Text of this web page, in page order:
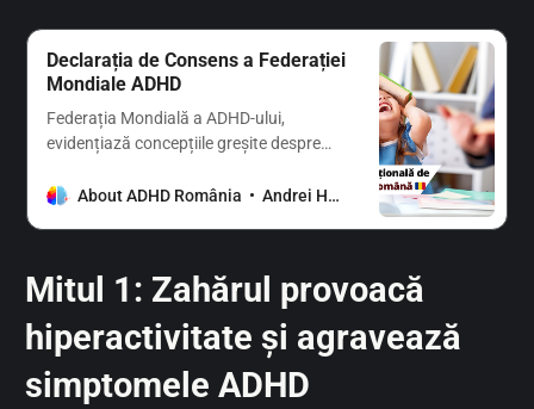
Declarația de Consens a Federației
Mondiale ADHD
Federația Mondială a ADHD-ului,
evidențiază concepțiile greșite despre
credibilitatea furnizorilor de servicii
empiric despre ADHD.
About ADHD România Andrei Hodorog
Mitul 1: Zahărul provoacă
hiperactivitate și agravează
simptomele ADHD